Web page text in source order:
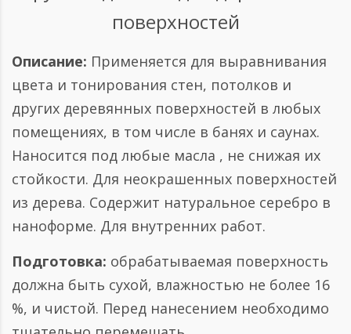
поверхностей
Описание: Применяется для выравнивания
цвета и тонирования стен, потолков и
других деревянных поверхностей в любых
помещениях, в том числе в банях и саунах.
Наносится под любые масла , не снижая их
стойкости. Для неокрашенных поверхностей
из дерева. Содержит натуральное серебро в
наноформе. Для внутренних работ.
Подготовка: обрабатываемая поверхность
должна быть сухой, влажностью не более 16
%, и чистой. Перед нанесением необходимо